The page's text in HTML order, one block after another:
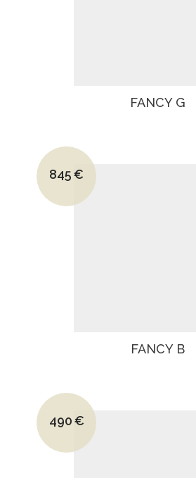
FANCY G
Le prix initial était : 1270€.
845€
Le prix actuel est : 845€.
FANCY B
Le prix initial était : 790€.
490€
Le prix actuel est : 490€.